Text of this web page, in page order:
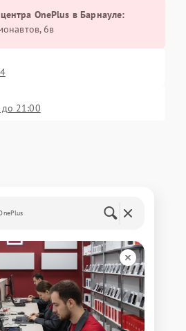
OnePlus в Барнауле:
6в
21:00